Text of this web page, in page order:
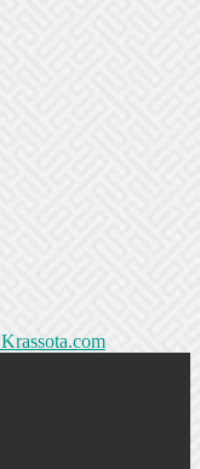
Krassota.com